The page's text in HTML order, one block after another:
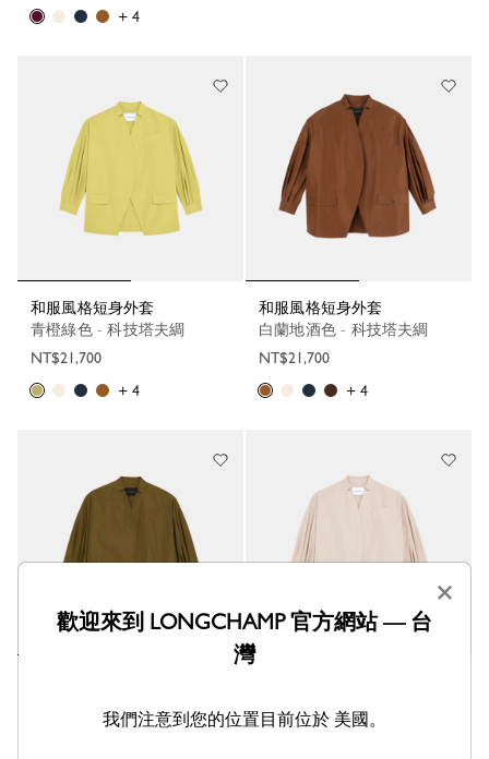
+ 4
和服風格短身外套
青橙綠色 - 科技塔夫綢
NT$21,700
+ 4
和服風格短身外套
白蘭地酒色 - 科技塔夫綢
NT$21,700
+ 4
NT$21,700
×
歡迎來到 LONGCHAMP 官方網站 — 台
灣
我們注意到您的位置目前位於 美國。